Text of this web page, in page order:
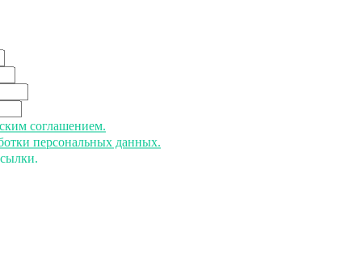
соглашением.
персональных данных.